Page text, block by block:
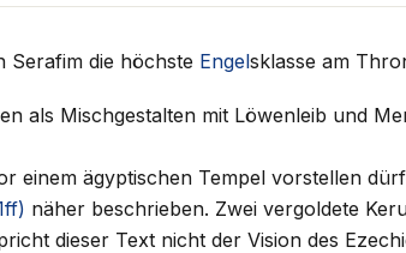
Serafim die höchste Engelsklasse am
als Mischgestalten mit Löwenleib und
einem ägyptischen Tempel vorstellen
näher beschrieben. Zwei vergoldete
dieser Text nicht der Vision des